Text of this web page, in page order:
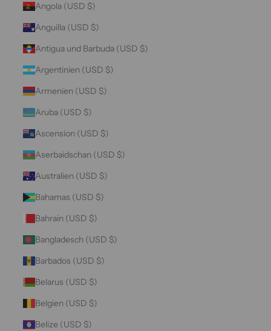
Angola (USD $)
Anguilla (USD $)
Antigua und Barbuda (USD $)
Argentinien (USD $)
Armenien (USD $)
Aruba (USD $)
Ascension (USD $)
Aserbaidschan (USD $)
Australien (USD $)
Bahamas (USD $)
Bahrain (USD $)
Bangladesch (USD $)
Barbados (USD $)
Belarus (USD $)
Belgien (USD $)
Belize (USD $)